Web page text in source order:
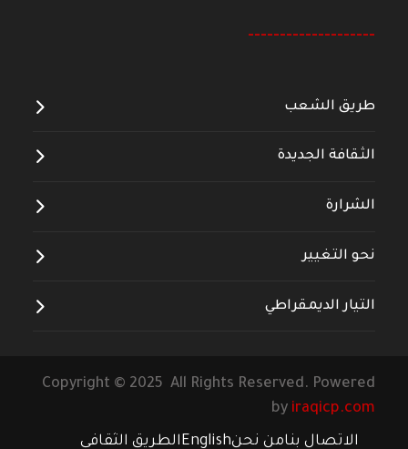
--------------------
طريق الشعب
الثقافة الجديدة
الشرارة
نحو التغيير
التيار الديمقراطي
Copyright © 2025 All Rights Reserved. Powered
by iraqicp.com
الاتصال بنامن نحنEnglishالطريق الثقافي